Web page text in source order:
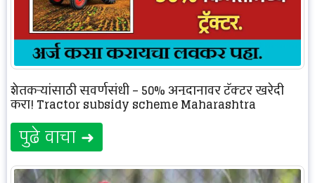
शेतकऱ्यांसाठी सुवर्णसंधी – 50% अनुदानावर ट्रॅक्टर खरेदी
करा! Tractor subsidy scheme Maharashtra
पुढे वाचा ➜